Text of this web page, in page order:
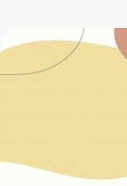
匙、紅甜椒丁2大匙、
片裝起司2片、鹽1/2大
皮後，用湯匙壓碎。2
切碎的起司片一同攪
拌均勻後，再加入雞
用油預熱，用湯匙舀
金黃色即可。（本文
餐／台灣廣廈出版）